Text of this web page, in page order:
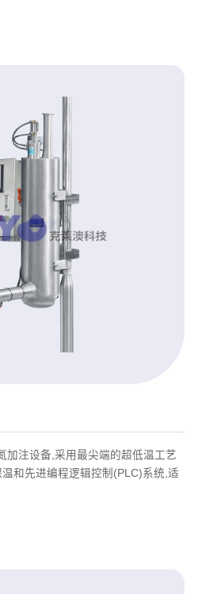
加注设备,采用最尖端的超低温工艺
和先进编程逻辑控制(PLC)系统,适